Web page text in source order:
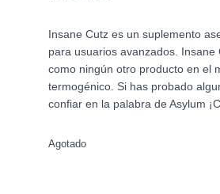
Insane Cutz es un suplemento
para usuarios avanzados.
como ningún otro producto en el
termogénico. Si has probado
confiar en la palabra de Asylum
Agotado